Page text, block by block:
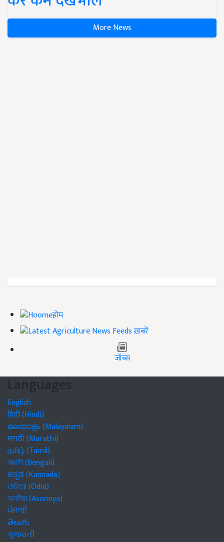
More News
होम
ख़बरें
जॉब्स
Languages
English
हिंदी (Hindi)
മലയാളം (Malayalam)
मराठी (Marathi)
தமிழ் (Tamil)
বাঙালি (Bengali)
ಕನ್ನಡ (Kannada)
ଓଡିଆ (Odia)
অসমীয়া (Asomiya)
ਪੰਜਾਬੀ
తెలుగు
ગુજરાતી